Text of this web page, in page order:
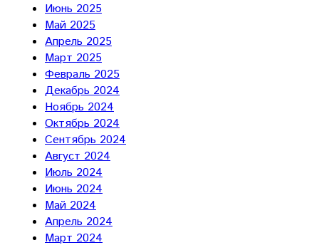
Июнь 2025
Май 2025
Апрель 2025
Март 2025
Февраль 2025
Декабрь 2024
Ноябрь 2024
Октябрь 2024
Сентябрь 2024
Август 2024
Июль 2024
Июнь 2024
Май 2024
Апрель 2024
Март 2024